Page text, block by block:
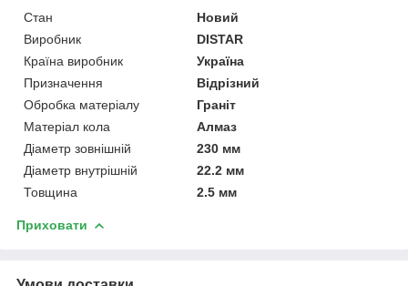
Стан
Новий
Виробник
DISTAR
Країна виробник
Україна
Призначення
Відрізний
Обробка матеріалу
Граніт
Матеріал кола
Алмаз
Діаметр зовнішній
230 мм
Діаметр внутрішній
22.2 мм
Товщина
2.5 мм
Приховати